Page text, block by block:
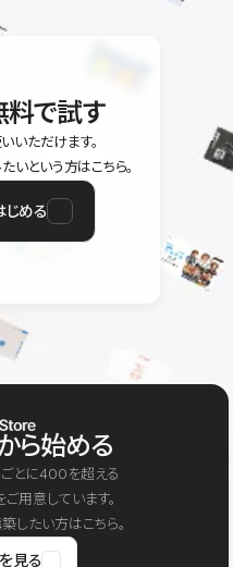
料で試す
いただけます。
いという方はこちら。
じめる
ら始める
とに400を超える
用意しています。
したい方はこちら。
見る